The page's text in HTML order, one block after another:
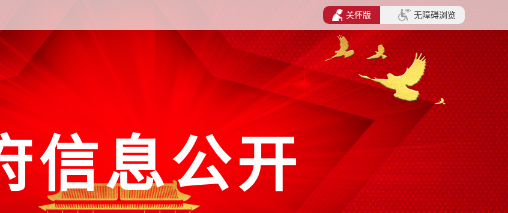
信息公开
关怀版 无障碍浏览